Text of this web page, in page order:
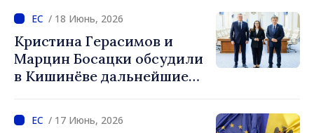
быстрее, опираясь на
собственные заслуги
/ 18 Июнь, 2026
Кристина Герасимов и
Марцин Босацки обсудили
в Кишинёве дальнейшие
на пути к вступлению в ЕС
/ 17 Июнь, 2026